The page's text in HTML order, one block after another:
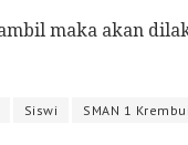
maka akan
Siswi SMAN 1